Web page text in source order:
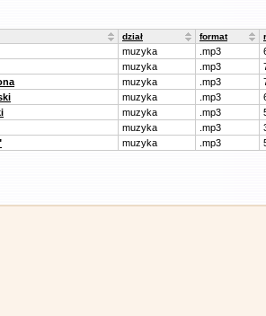
dział format
muzyka .mp3
muzyka .mp3
muzyka .mp3
muzyka .mp3
muzyka .mp3
muzyka .mp3
muzyka .mp3